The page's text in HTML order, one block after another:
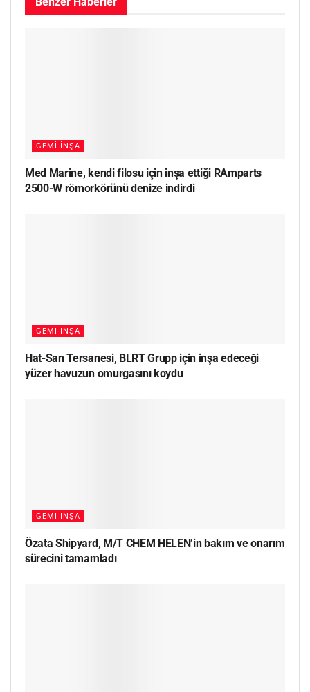
GEMI İNŞA
Med Marine, kendi filosu için inşa ettiği RAmparts
2500-W römorkörünü denize indirdi
GEMI İNŞA
Hat-San Tersanesi, BLRT Grupp için inşa edeceği
yüzer havuzun omurgasını koydu
GEMI İNŞA
Özata Shipyard, M/T CHEM HELEN’in bakım ve onarım
sürecini tamamladı